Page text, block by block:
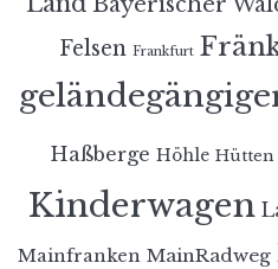
Felsen Frankfurt
Haßberge Höhle Hütten
Kinderwagen
Mainfranken MainRadweg